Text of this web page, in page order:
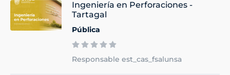
Ingeniería en Perforaciones -
Tartagal
Pública
Responsable est_cas_fsalunsa